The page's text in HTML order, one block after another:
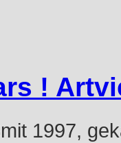
!
1997,